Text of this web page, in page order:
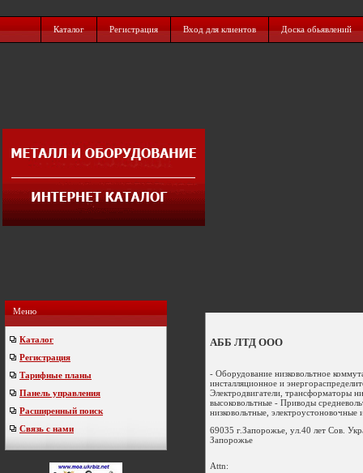
Каталог Регистрация Вход для клиентов Доска обьявлений
Меню
Каталог
Регистрация
Тарифные планы
Панель управления
Расширенный поиск
Связь с нами
АББ ЛТД ООО
- Оборудование низковольтное
инсталляционное и
Электродвигатели, трансформаторы
высоковольтные - Приводы
низковольтные, электроустоновочные
69035 г.Запорожье, ул.40 лет Сов.
Запорожье
Attn: